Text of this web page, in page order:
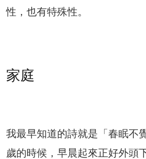
性，也有特殊性。
家庭
我最早知道的詩就是「春眠不
歲的時候，早晨起來正好外頭